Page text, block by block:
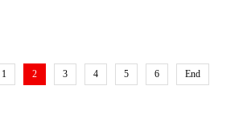
1 2 3 4 5 6 End